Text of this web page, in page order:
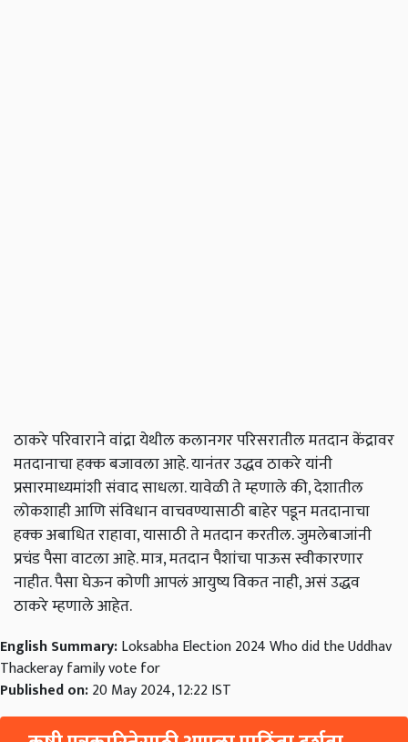
ठाकरे परिवाराने वांद्रा येथील कलानगर परिसरातील मतदान केंद्रावर
मतदानाचा हक्क बजावला आहे. यानंतर उद्धव ठाकरे यांनी
प्रसारमाध्यमांशी संवाद साधला. यावेळी ते म्हणाले की, देशातील
लोकशाही आणि संविधान वाचवण्यासाठी बाहेर पडून मतदानाचा
हक्क अबाधित राहावा, यासाठी ते मतदान करतील. जुमलेबाजांनी
प्रचंड पैसा वाटला आहे. मात्र, मतदान पैशांचा पाऊस स्वीकारणार
नाहीत. पैसा घेऊन कोणी आपलं आयुष्य विकत नाही, असं उद्धव
ठाकरे म्हणाले आहेत.
English Summary:Loksabha Election 2024 Who did the Uddhav
Thackeray family vote for
Published on:20 May 2024, 12:22 IST